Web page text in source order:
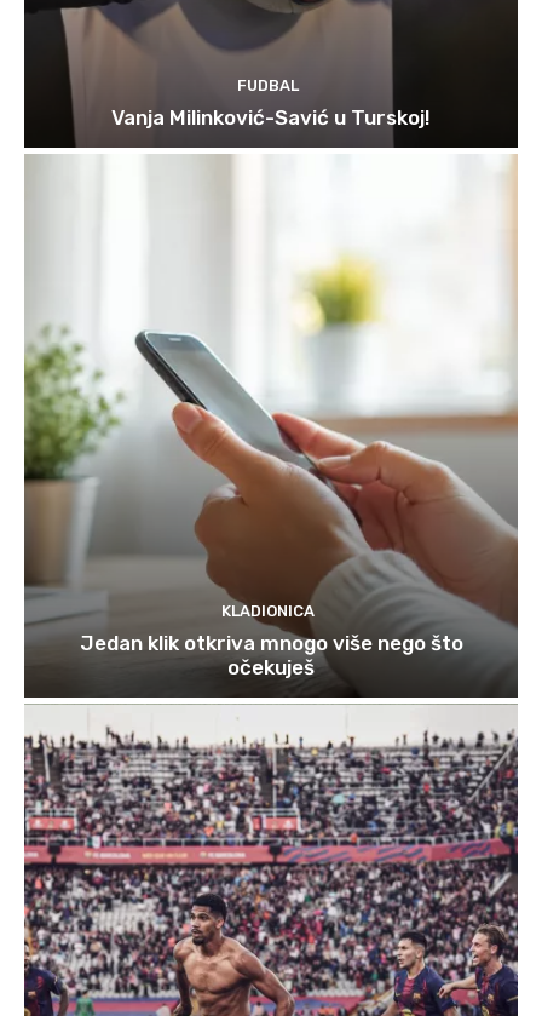
FUDBAL
Vanja Milinković-Savić u Turskoj!
KLADIONICA
Jedan klik otkriva mnogo više nego što
očekuješ